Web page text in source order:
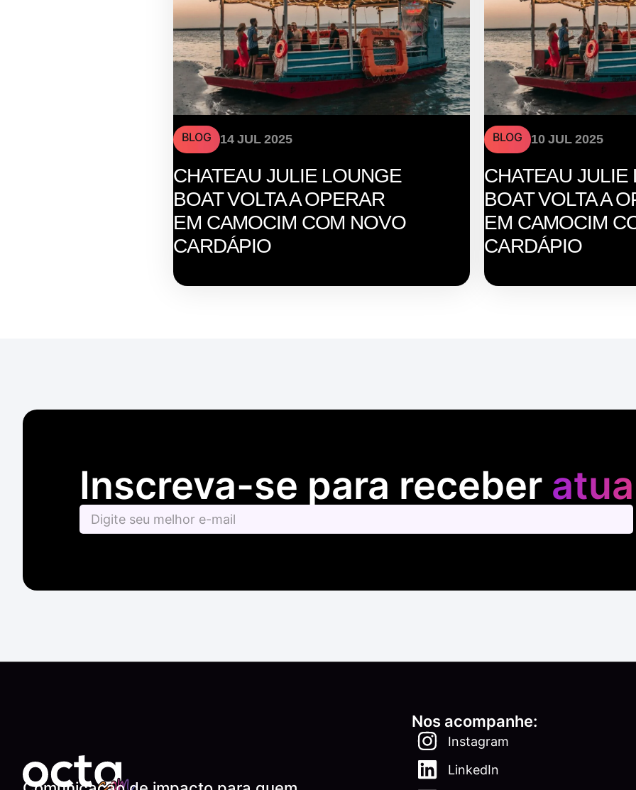
BLOG 14 JUL 2025
CHATEAU JULIE LOUNGE
BOAT VOLTA A OPERAR
EM CAMOCIM COM NOVO
CARDÁPIO
BLOG 10 JUL 2025
CHATEAU JULIE
BOAT VOLTA A
EM CAMOCIM
CARDÁPIO
Inscreva-se para receber
Nos acompanhe:
Instagram
LinkedIn